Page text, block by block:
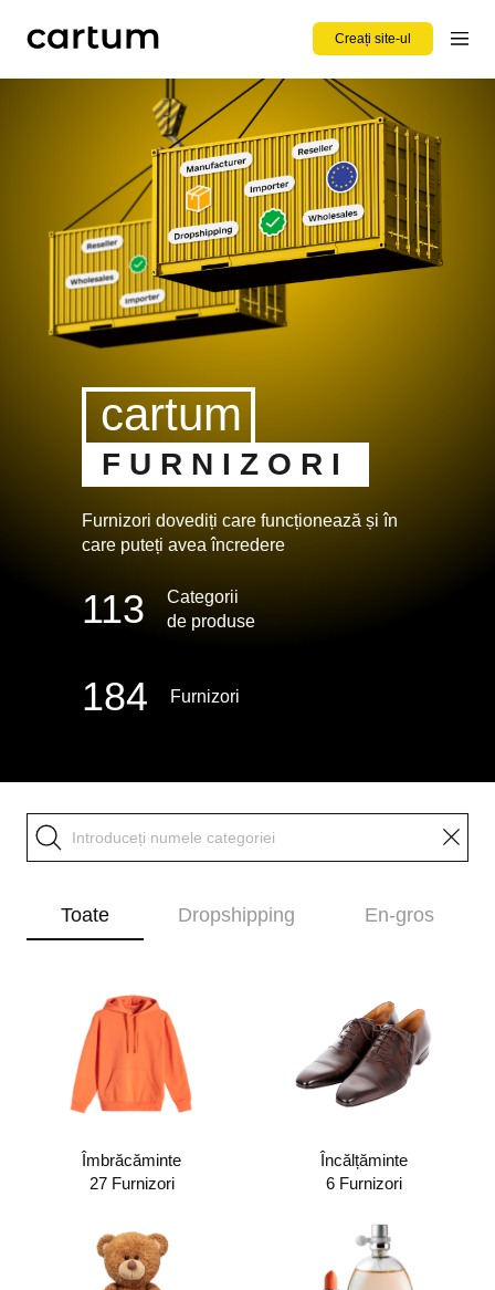
Creați site-ul
cartum
FURNIZORI
Furnizori dovediți care funcționează și în
care puteți avea încredere
113
Categorii
de produse
184 Furnizori
Toate Dropshipping En-gros
Îmbrăcăminte
27 Furnizori
Încălțăminte
6 Furnizori